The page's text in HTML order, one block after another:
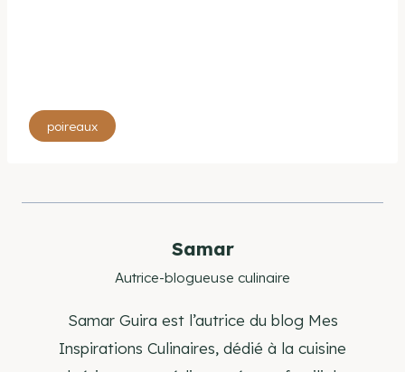
Étiquettes
de
publication :
poireaux
Samar
Autrice-blogueuse culinaire
Samar Guira est l’autrice du blog Mes
Inspirations Culinaires, dédié à la cuisine